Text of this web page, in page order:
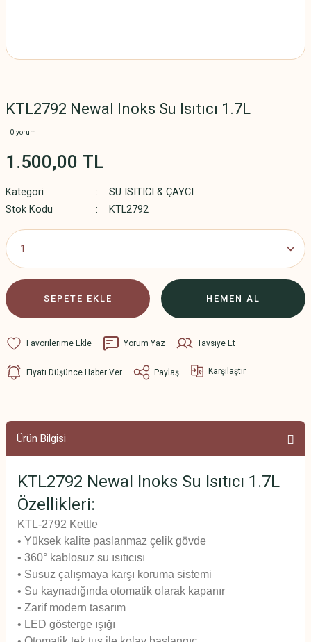
KTL2792 Newal Inoks Su Isıtıcı 1.7L
0 yorum
1.500,00 TL
Kategori
SU ISITICI & ÇAYCI
Stok Kodu
KTL2792
SEPETE EKLE HEMEN AL
Yorum Yaz Tavsiye Et
Fiyatı Düşünce Haber Ver Paylaş Karşılaştır
Ürün Bilgisi
KTL2792 Newal Inoks Su Isıtıcı 1.7L
Özellikleri:
KTL-2792 Kettle
• Yüksek kalite paslanmaz çelik gövde
• 360° kablosuz su ısıtıcısı
• Susuz çalışmaya karşı koruma sistemi
• Su kaynadığında otomatik olarak kapanır
• Zarif modern tasarım
• LED gösterge ışığı